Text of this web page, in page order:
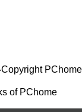
承為大日
—金剛智
將其發
三大士為
弟子最
‧Copyright PChome
of PChome